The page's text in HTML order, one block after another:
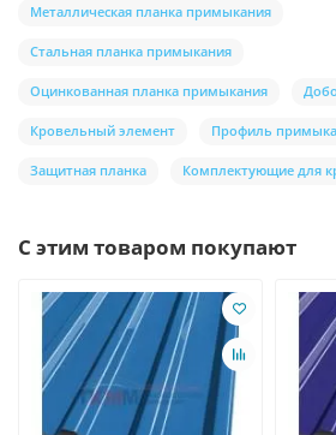
Металлическая планка примыкания
Стальная планка примыкания
Оцинкованная планка примыкания
Кровельный элемент Профиль
Защитная планка Комплектующие для
С этим товаром покупают